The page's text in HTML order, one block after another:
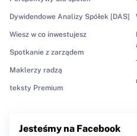
Dywidendowe Analizy Spółek [DAS]
Wiesz w co inwestujesz
Spotkanie z zarządem
Maklerzy radzą
teksty Premium
Jesteśmy na Facebook